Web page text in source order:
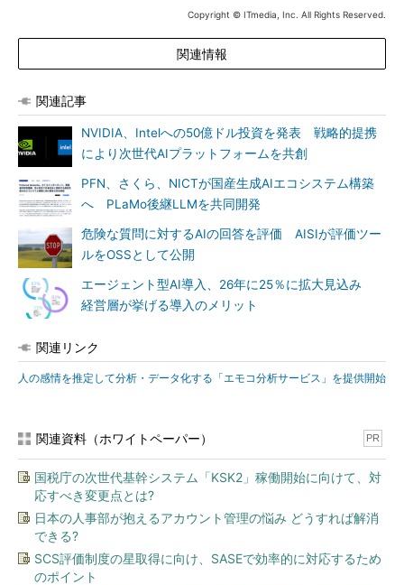
Copyright © ITmedia, Inc. All Rights Reserved.
関連情報
関連記事
NVIDIA、Intelへの50億ドル投資を発表 戦略的提携
により次世代AIプラットフォームを共創
PFN、さくら、NICTが国産生成AIエコシステム構築
へ PLaMo後継LLMを共同開発
危険な質問に対するAIの回答を評価 AISIが評価ツー
ルをOSSとして公開
エージェント型AI導入、26年に25％に拡大見込み
経営層が挙げる導入のメリット
関連リンク
人の感情を推定して分析・データ化する「エモコ分析サービス」を提供開始
関連資料（ホワイトペーパー） PR
国税庁の次世代基幹システム「KSK2」稼働開始に向けて、対
応すべき変更点とは?
日本の人事部が抱えるアカウント管理の悩み どうすれば解消
できる?
SCS評価制度の星取得に向け、SASEで効率的に対応するため
のポイント